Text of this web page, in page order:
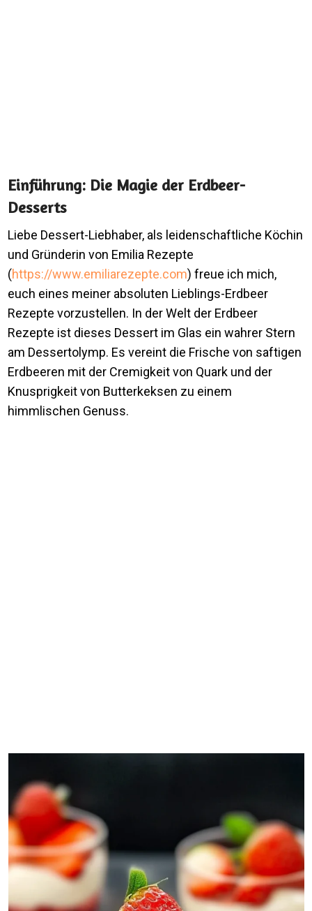
Einführung: Die Magie der Erdbeer-
Desserts
Liebe Dessert-Liebhaber, als leidenschaftliche Köchin
und Gründerin von Emilia Rezepte
(https://www.emiliarezepte.com) freue ich mich,
euch eines meiner absoluten Lieblings-Erdbeer
Rezepte vorzustellen. In der Welt der Erdbeer
Rezepte ist dieses Dessert im Glas ein wahrer Stern
am Dessertolymp. Es vereint die Frische von saftigen
Erdbeeren mit der Cremigkeit von Quark und der
Knusprigkeit von Butterkeksen zu einem
himmlischen Genuss.